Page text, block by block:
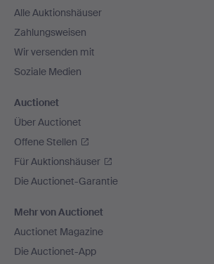
Alle Auktionshäuser
Zahlungsweisen
Wir versenden mit
Soziale Medien
Auctionet
Über Auctionet
Offene Stellen
Für Auktionshäuser
Die Auctionet-Garantie
Mehr von Auctionet
Auctionet Magazine
Die Auctionet-App